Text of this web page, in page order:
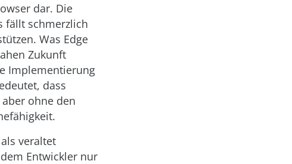
dar. Die
fällt schmerzlich
Was Edge
Zukunft
Implementierung
dass
ohne den
veraltet
Entwickler nur